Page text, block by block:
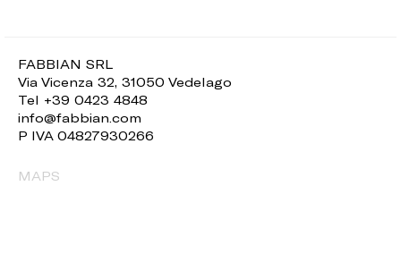
FABBIAN SRL
Via Vicenza 32, 31050 Vedelago
Tel +39 0423 4848
info@fabbian.com
P IVA 04827930266
MAPS